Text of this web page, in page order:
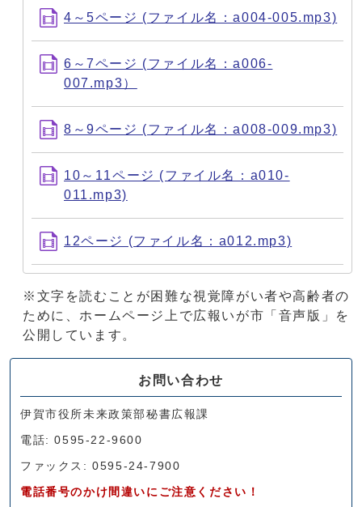
4～5ページ (ファイル名：a004-005.mp3)
6～7ページ (ファイル名：a006-
007.mp3）
8～9ページ (ファイル名：a008-009.mp3)
10～11ページ (ファイル名：a010-
011.mp3)
12ページ (ファイル名：a012.mp3)
※文字を読むことが困難な視覚障がい者や高齢者の
ために、ホームページ上で広報いが市「音声版」を
公開しています。
お問い合わせ
伊賀市役所未来政策部秘書広報課
電話: 0595-22-9600
ファックス: 0595-24-7900
電話番号のかけ間違いにご注意ください！